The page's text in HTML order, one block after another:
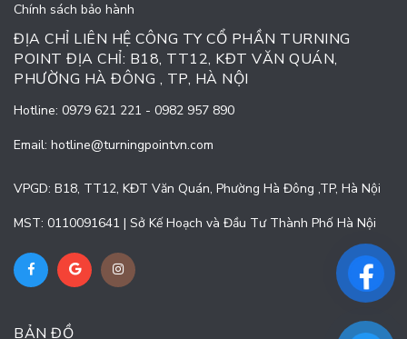
Chính sách bảo hành
ĐỊA CHỈ LIÊN HỆ CÔNG TY CỔ PHẦN TURNING
POINT ĐỊA CHỈ: B18, TT12, KĐT VĂN QUÁN,
PHƯỜNG HÀ ĐÔNG , TP, HÀ NỘI
Hotline: 0979 621 221 - 0982 957 890
Email: hotline@turningpointvn.com
VPGD: B18, TT12, KĐT Văn Quán, Phường Hà Đông ,TP, Hà Nội
MST: 0110091641 | Sở Kế Hoạch và Đầu Tư Thành Phố Hà Nội
BẢN ĐỒ